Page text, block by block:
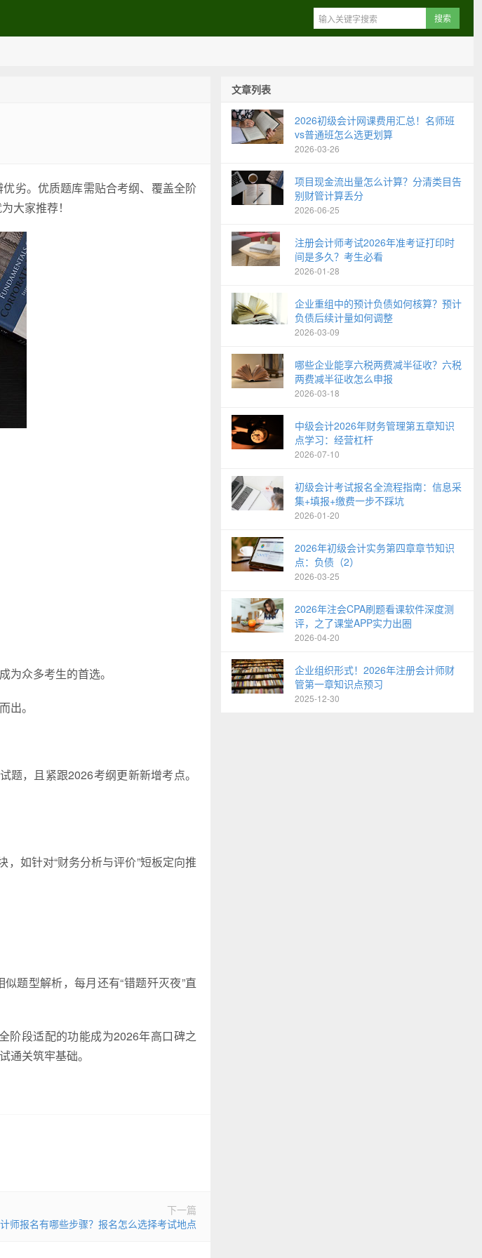
劣。优质题库需贴合考纲、覆盖全阶
大家推荐！
众多考生的首选。
出。
，且紧跟2026考纲更新新增考点。
如针对“财务分析与评价”短板定向推
题型解析，每月还有“错题歼灭夜”直
阶段适配的功能成为2026年高口碑之
通关筑牢基础。
下一篇
师报名有哪些步骤？报名怎么选择考试地点
文章列表
2026初级会计网课费用汇总！名师班
vs普通班怎么选更划算
2026-03-26
项目现金流出量怎么计算？分清类目告
别财管计算丢分
2026-06-25
注册会计师考试2026年准考证打印时
间是多久？考生必看
2026-01-28
企业重组中的预计负债如何核算？预计
负债后续计量如何调整
2026-03-09
哪些企业能享六税两费减半征收？六税
两费减半征收怎么申报
2026-03-18
中级会计2026年财务管理第五章知识
点学习：经营杠杆
2026-07-10
初级会计考试报名全流程指南：信息采
集+填报+缴费一步不踩坑
2026-01-20
2026年初级会计实务第四章章节知识
点：负债（2）
2026-03-25
2026年注会CPA刷题看课软件深度测
评，之了课堂APP实力出圈
2026-04-20
企业组织形式！2026年注册会计师财
管第一章知识点预习
2025-12-30